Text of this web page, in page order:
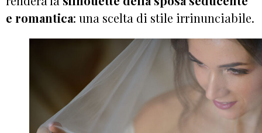
e romantica: una scelta di stile irrinunciabile.